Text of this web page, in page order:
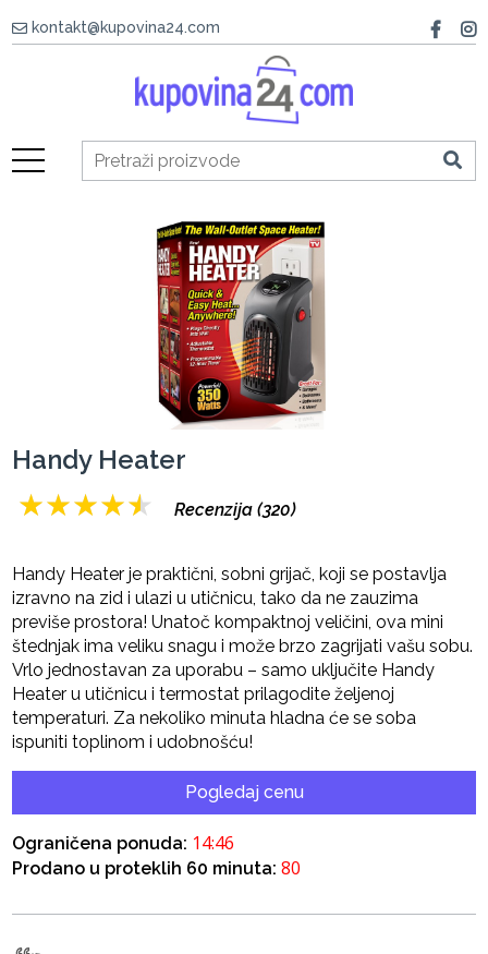
kontakt@kupovina24.com
Handy Heater
★★★★★ Recenzija (320)
Handy Heater je praktični, sobni grijač, koji se postavlja
izravno na zid i ulazi u utičnicu, tako da ne zauzima
previše prostora! Unatoč kompaktnoj veličini, ova mini
štednjak ima veliku snagu i može brzo zagrijati vašu sobu.
Vrlo jednostavan za uporabu – samo uključite Handy
Heater u utičnicu i termostat prilagodite željenoj
temperaturi. Za nekoliko minuta hladna će se soba
ispuniti toplinom i udobnošću!
Pogledaj cenu
Ograničena ponuda: 14:45
Prodano u proteklih 60 minuta:80